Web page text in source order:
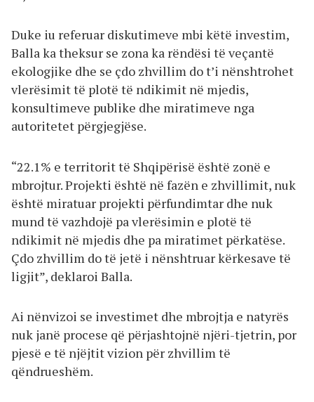
Duke iu referuar diskutimeve mbi këtë investim,
Balla ka theksur se zona ka rëndësi të veçantë
ekologjike dhe se çdo zhvillim do t’i nënshtrohet
vlerësimit të plotë të ndikimit në mjedis,
konsultimeve publike dhe miratimeve nga
autoritetet përgjegjëse.
“22.1% e territorit të Shqipërisë është zonë e
mbrojtur. Projekti është në fazën e zhvillimit, nuk
është miratuar projekti përfundimtar dhe nuk
mund të vazhdojë pa vlerësimin e plotë të
ndikimit në mjedis dhe pa miratimet përkatëse.
Çdo zhvillim do të jetë i nënshtruar kërkesave të
ligjit”, deklaroi Balla.
Ai nënvizoi se investimet dhe mbrojtja e natyrës
nuk janë procese që përjashtojnë njëri-tjetrin, por
pjesë e të njëjtit vizion për zhvillim të
qëndrueshëm.